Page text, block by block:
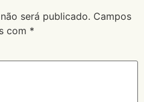
será publicado. Campos
com *